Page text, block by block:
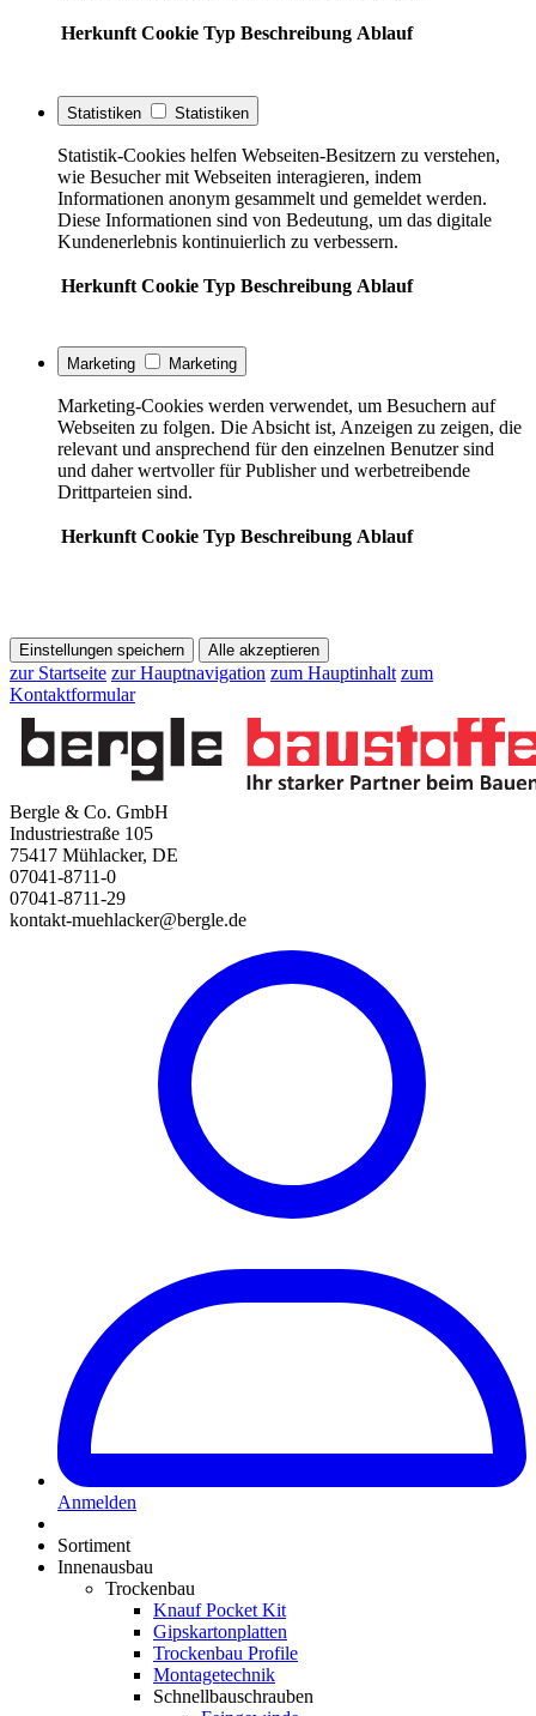
Herkunft Cookie Typ Beschreibung Ablauf
Statistiken Statistiken
Statistik-Cookies helfen Webseiten-Besitzern zu verstehen,
wie Besucher mit Webseiten interagieren, indem
Informationen anonym gesammelt und gemeldet werden.
Diese Informationen sind von Bedeutung, um das digitale
Kundenerlebnis kontinuierlich zu verbessern.
Herkunft Cookie Typ Beschreibung Ablauf
Marketing Marketing
Marketing-Cookies werden verwendet, um Besuchern auf
Webseiten zu folgen. Die Absicht ist, Anzeigen zu zeigen, die
relevant und ansprechend für den einzelnen Benutzer sind
und daher wertvoller für Publisher und werbetreibende
Drittparteien sind.
Herkunft Cookie Typ Beschreibung Ablauf
Einstellungen speichern Alle akzeptieren
zur Startseite zur Hauptnavigation zum Hauptinhalt zum
Kontaktformular
Bergle & Co. GmbH
Industriestraße 105
75417 Mühlacker, DE
07041-8711-0
07041-8711-29
kontakt-muehlacker@bergle.de
Anmelden
Sortiment
Innenausbau
Trockenbau
Knauf Pocket Kit
Gipskartonplatten
Trockenbau Profile
Montagetechnik
Schnellbauschrauben